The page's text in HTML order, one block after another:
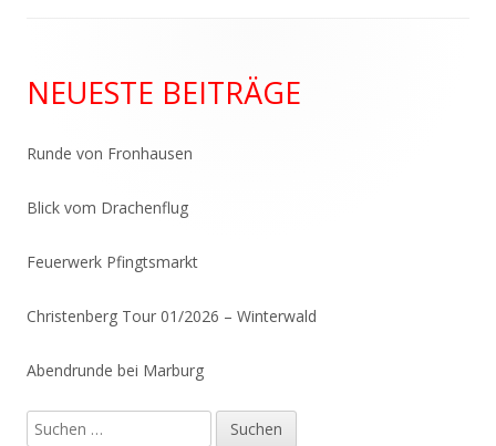
Seitenleiste
NEUESTE BEITRÄGE
Runde von Fronhausen
Blick vom Drachenflug
Feuerwerk Pfingtsmarkt
Christenberg Tour 01/2026 – Winterwald
Abendrunde bei Marburg
Suchen